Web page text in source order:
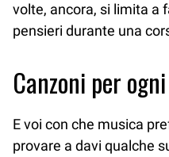
volte, ancora, si limita a
pensieri durante una
Canzoni per
E voi con che musica
provare a davi qualche